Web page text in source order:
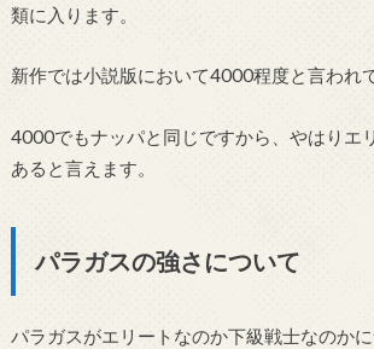
類に入ります。
新作では小説版において4000程度と言われ
4000でもナッパと同じですから、やはりエ
あると言えます。
パラガスの強さについて
パラガスがエリートなのか下級戦士なのか